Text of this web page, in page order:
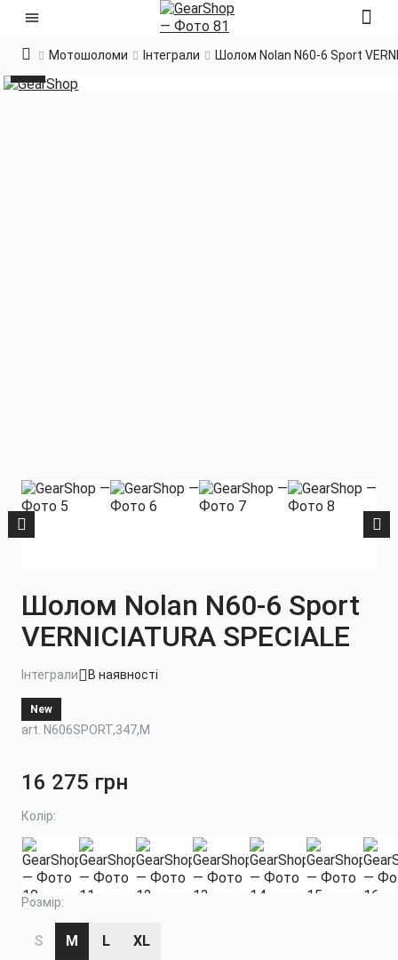
Мотошоломи Інтеграли Шолом Nolan N60-6 Sport
Шолом Nolan N60-6 Sport
VERNICIATURA SPECIALE
Інтеграли В наявності
New
art. N606SPORT,347,M
16 275 грн
Колір:
Розмір:
S M L XL